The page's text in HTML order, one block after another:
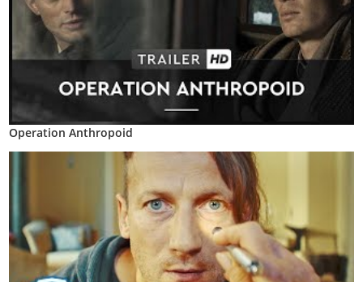
Operation Anthropoid